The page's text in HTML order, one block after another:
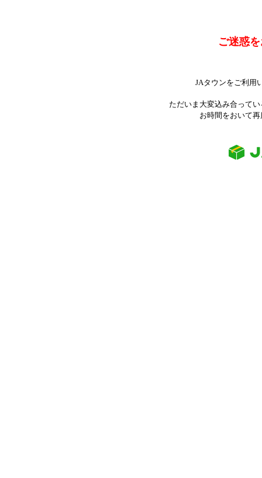
ご迷惑
JAタウンをご利用
ただいま大変込み合って
お時間をおいて